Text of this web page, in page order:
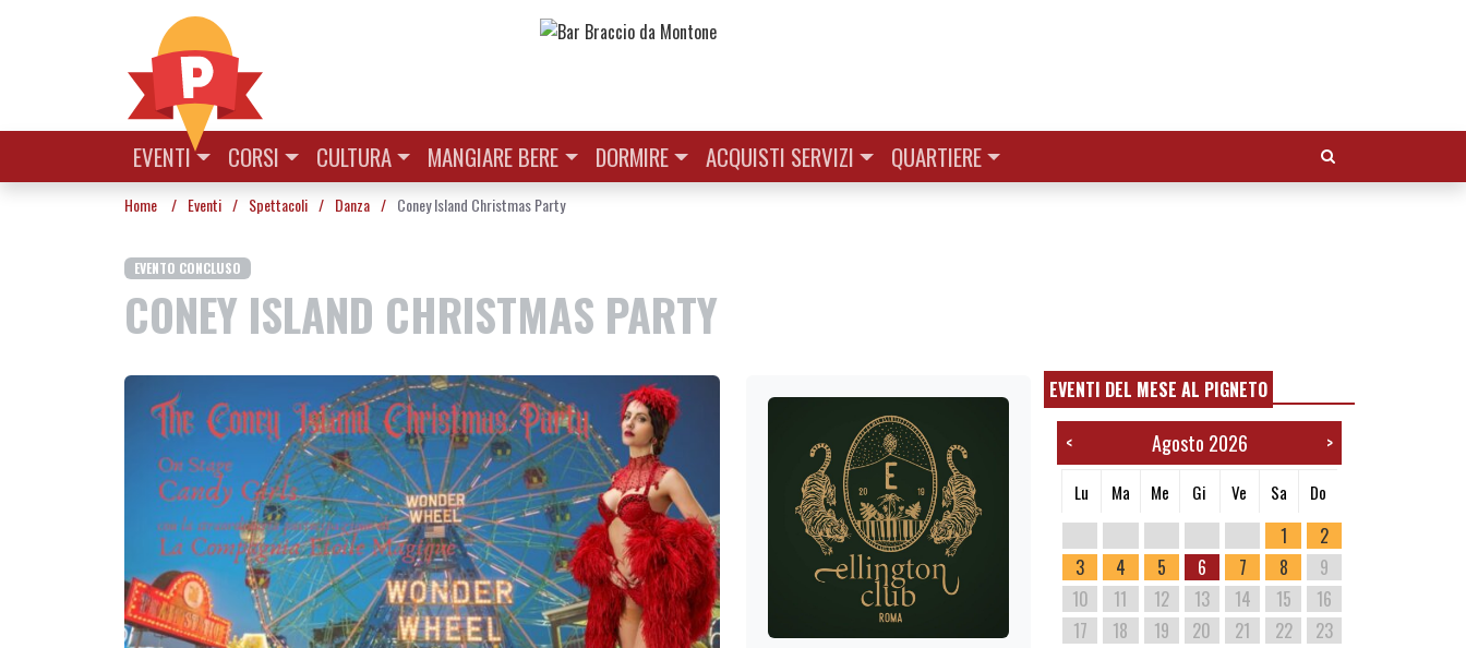
EVENTI CORSI CULTURA MANGIARE BERE DORMIRE ACQUISTI SERVIZI QUARTIERE Cerca:
Home / Eventi / Spettacoli / Danza / Coney Island Christmas Party
EVENTO CONCLUSO
CONEY ISLAND CHRISTMAS PARTY
EVENTI DEL MESE AL PIGNETO
< Agosto 2026 >
Lu Ma Me Gi Ve Sa Do
1
2
3
4 5 6 7 8
9
10
11 12 13 14 15
16
17
18 19 20 21 22
23